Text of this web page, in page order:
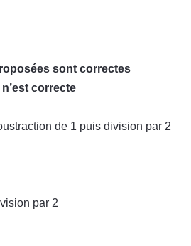
sont correctes
correcte
de 1 puis division par 2
par 2